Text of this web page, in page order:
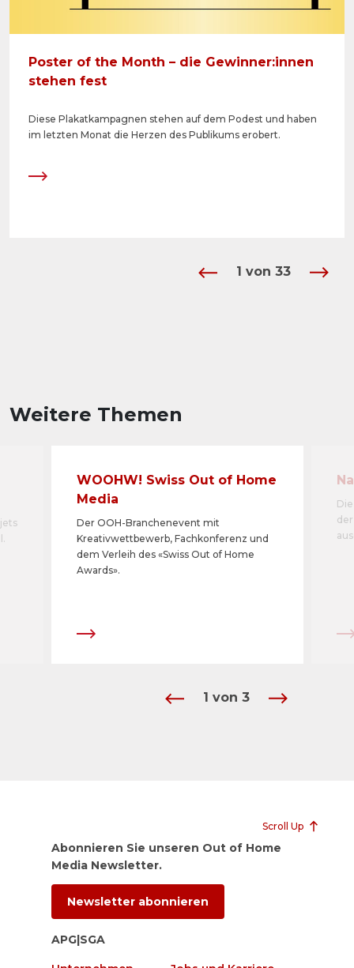
Poster of the Month – die Gewinner:innen
stehen fest
Diese Plakatkampagnen stehen auf dem Podest und haben
im letzten Monat die Herzen des Publikums erobert.
1 von 33
Weitere Themen
WOOHW! Swiss Out of Home
Media
Der OOH-Branchenevent mit
Kreativwettbewerb, Fachkonferenz und
dem Verleih des «Swiss Out of Home
Awards».
1 von 3
Scroll Up
Abonnieren Sie unseren Out of Home
Media Newsletter.
Newsletter abonnieren
APG|SGA